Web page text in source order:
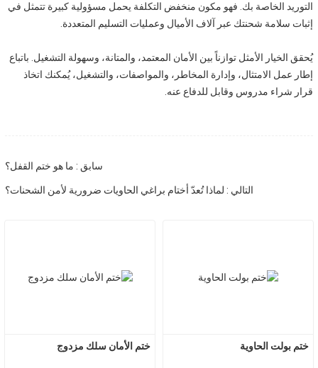
التوريد الخاصة بك. فهو مكون منخفض التكلفة يحمل مسؤولية كبيرة تتمثل في
إثبات سلامة شحنتك عبر آلاف الأميال وعمليات التسليم المتعددة.
يُحقق الخيار الأمثل توازناً بين الأمان المعتمد، والمتانة، وسهولة التشغيل. باتباع
إطار عمل الامتثال، وإدارة المخاطر، والمواصفات، والتشغيل، يُمكنك اتخاذ
قرار شراء مدروس وقابل للدفاع عنه.
سابق : ما هو ختم القفل؟
التالي : لماذا تُعدّ أختام براغي الحاويات ضرورية لأمن الشحنات؟
ختم الأمان سلك مزدوج ختم بولت الحاوية